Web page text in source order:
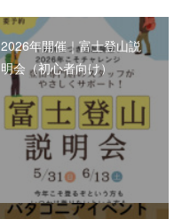
2026年開催｜富士登山説
明会（初心者向け）